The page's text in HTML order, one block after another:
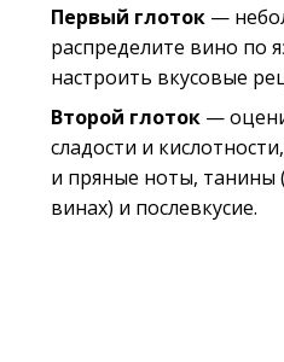
Первый глоток—
распределите вино по
настроить вкусовые
Второй глоток—
сладости и
и пряные ноты, танины
винах) и послевкусие.